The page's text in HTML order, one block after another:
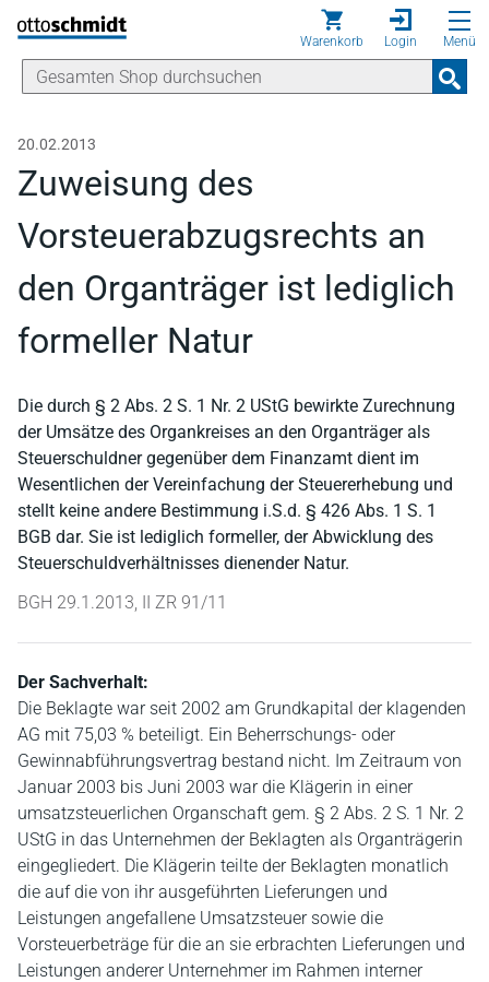
Direkt zum Inhalt
Warenkorb Login Menü
20.02.2013
Zuweisung des
Vorsteuerabzugsrechts an
den Organträger ist lediglich
formeller Natur
Die durch § 2 Abs. 2 S. 1 Nr. 2 UStG bewirkte Zurechnung
der Umsätze des Organkreises an den Organträger als
Steuerschuldner gegenüber dem Finanzamt dient im
Wesentlichen der Vereinfachung der Steuererhebung und
stellt keine andere Bestimmung i.S.d. § 426 Abs. 1 S. 1
BGB dar. Sie ist lediglich formeller, der Abwicklung des
Steuerschuldverhältnisses dienender Natur.
BGH 29.1.2013, II ZR 91/11
Der Sachverhalt:
Die Beklagte war seit 2002 am Grundkapital der klagenden
AG mit 75,03 % beteiligt. Ein Beherrschungs- oder
Gewinnabführungsvertrag bestand nicht. Im Zeitraum von
Januar 2003 bis Juni 2003 war die Klägerin in einer
umsatzsteuerlichen Organschaft gem. § 2 Abs. 2 S. 1 Nr. 2
UStG in das Unternehmen der Beklagten als Organträgerin
eingegliedert. Die Klägerin teilte der Beklagten monatlich
die auf die von ihr ausgeführten Lieferungen und
Leistungen angefallene Umsatzsteuer sowie die
Vorsteuerbeträge für die an sie erbrachten Lieferungen und
Leistungen anderer Unternehmer im Rahmen interner